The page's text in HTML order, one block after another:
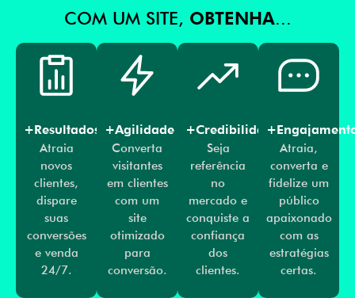
COM UM SITE, OBTENHA...
+Resultados
Atraia
novos
clientes,
dispare
suas
conversões
e venda
24/7.
+Agilidade
Converta
visitantes
em clientes
com um
site
otimizado
para
conversão.
+Credibilidade
Seja
referência
no
mercado e
conquiste a
confiança
dos
clientes.
Atraia,
converta e
fidelize um
público
apaixonado
com as
estratégias
certas.